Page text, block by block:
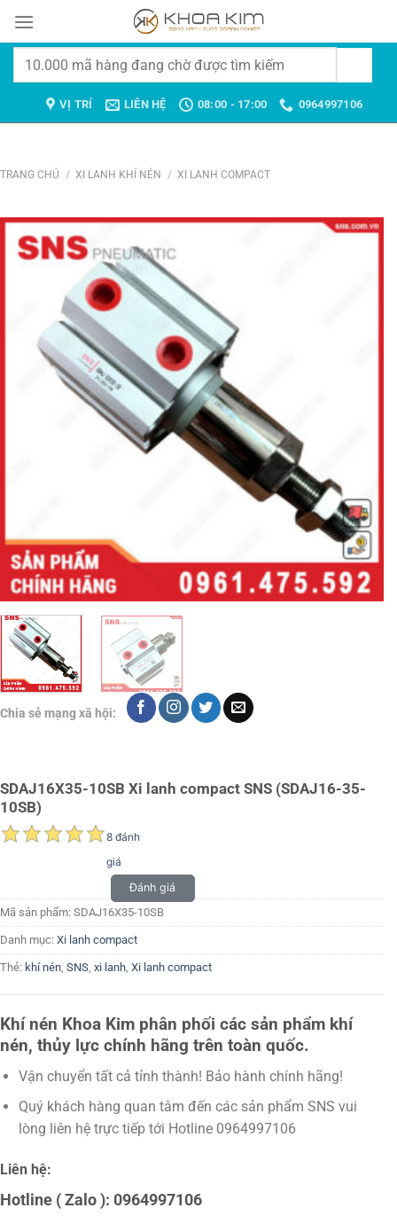
đến
Tìm
VỊ TRÍ LIÊN HỆ 08:00 - 17:00 0964997106
TRANG CHỦ / XI LANH KHÍ NÉN / XI LANH COMPACT
Chia sẻ mạng xã hội:
SDAJ16X35-10SB Xi lanh compact SNS (SDAJ16-35-
10SB)
8 đánh
giá
Đánh giá
Mã sản phẩm: SDAJ16X35-10SB
Danh mục: Xi lanh compact
Thẻ: khí nén, SNS, xi lanh, Xi lanh compact
Khí nén Khoa Kim phân phối các sản phẩm khí
nén, thủy lực chính hãng trên toàn quốc.
Vận chuyển tất cả tỉnh thành! Bảo hành chính hãng!
Quý khách hàng quan tâm đến các sản phẩm SNS vui
lòng liên hệ trực tiếp tới Hotline 0964997106
Liên hệ:
Hotline ( Zalo ): 0964997106